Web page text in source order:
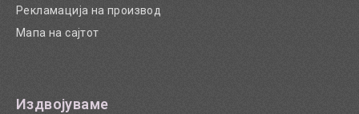
Рекламација на производ
Мапа на сајтот
Издвојуваме